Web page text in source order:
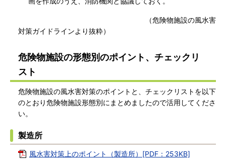
（危険物施設の風水害
対策ガイドラインより抜粋）
危険物施設の形態別のポイント、チェックリ
スト
危険物施設の風水害対策のポイントと、チェックリストを以下
のとおり危険物施設形態別にまとめましたので活用してくださ
い。
製造所
風水害対策上のポイント（製造所）[PDF：253KB]